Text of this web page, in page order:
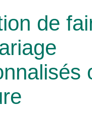
de